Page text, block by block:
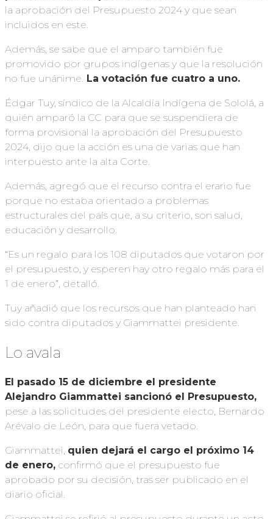
la aprobación del Presupuesto 2024 y que sean
incluidos en este.
Además, se sabe que el amparo también fue
promovido por grupos indígenas y que la resolución
no fue unánime. La votación fue cuatro a uno.
Édgar Tuy, síndico de la Alcaldía Indígena de Sololá, a
quién amparó la CC para que se suspendiera de
forma provisional la aprobación del Presupuesto
2024, dijo que la acción es una de varias que han
interpuesto ante la alta Corte.
Además, agregó que el recurso contra el erario fue
porque no estaba orientado a problemas
estructurales del país que, a su criterio, son salud,
educación y desarrollo.
“Es un regalo para los 108 diputados que votaron por
el presupuesto, y esperen hay otro regalo más para el
1 de enero”, detalló.
Tuy añadió que los recursos que han planteado han
sido contra diputados y Giammattei presidente.
Lo avala
El pasado 15 de diciembre el presidente
Alejandro Giammattei sancionó el Presupuesto,
pese a las solicitudes del presidente electo, Bernardo
Arévalo de León, para que fuera vetado.
Giammattei, quien dejará el cargo el próximo 14
de enero, confirmó que el presupuesto fue
aprobado por su decisión, tras ser publicado en el
diario oficial.